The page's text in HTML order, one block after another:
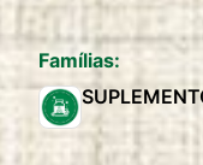
Famílias: